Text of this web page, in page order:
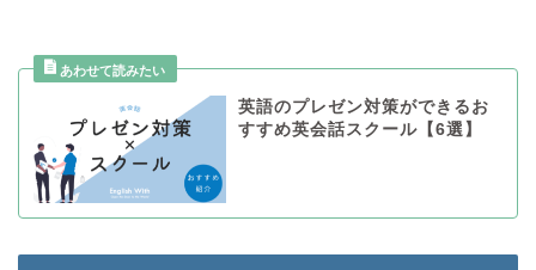
英語のプレゼン対策ができるお
すすめ英会話スクール【6選】